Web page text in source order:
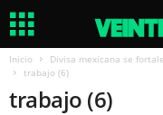
Inicio
Divisa mexicana se
trabajo (6)
trabajo (6)